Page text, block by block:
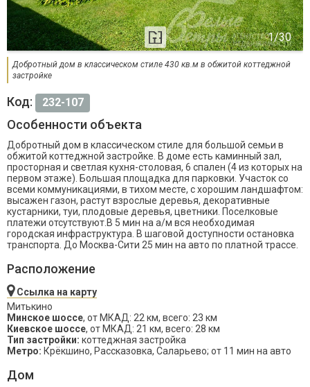
Добротный дом в классическом стиле 430 кв.м в обжитой коттеджной
застройке
Код: 232-107
Особенности объекта
Добротный дом в классическом стиле для большой семьи в
обжитой коттеджной застройке. В доме есть каминный зал,
просторная и светлая кухня-столовая, 6 спален (4 из которых на
первом этаже). Большая площадка для парковки. Участок со
всеми коммуникациями, в тихом месте, с хорошим ландшафтом:
высажен газон, растут взрослые деревья, декоративные
кустарники, туи, плодовые деревья, цветники. Поселковые
платежи отсутствуют.В 5 мин на а/м вся необходимая
городская инфраструктура. В шаговой доступности остановка
транспорта. До Москва-Сити 25 мин на авто по платной трассе.
Расположение
Ссылка на карту
Митькино
Минское шоссе, от МКАД: 22 км, всего: 23 км
Киевское шоссе, от МКАД: 21 км, всего: 28 км
Тип застройки: коттеджная застройка
Метро: Крёкшино, Рассказовка, Саларьево; от 11 мин на авто
Дом